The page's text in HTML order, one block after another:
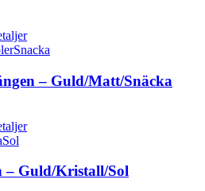
– Guld/Matt/Snäcka
– Guld/Kristall/Sol